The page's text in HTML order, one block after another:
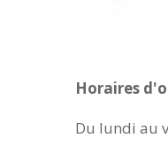
Horaires
Du lundi au